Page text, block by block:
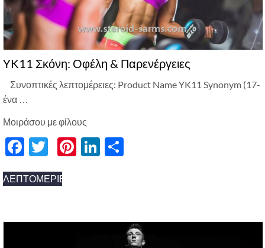
YK11 Σκόνη: Οφέλη & Παρενέργειες
Συνοπτικές λεπτομέρειες: Product Name YK11 Synonym (17-
ένα …
Μοιράσου με φίλους
Facebook
Twitter
Pinterest
LinkedIn
ΛΕΠΤΟΜΈΡΙΕΣ